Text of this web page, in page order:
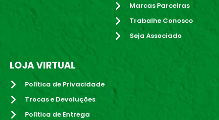
Marcas Parceiras
Trabalhe Conosco
Seja Associado
LOJA VIRTUAL
Política de Privacidade
Trocas e Devoluções
Política de Entrega